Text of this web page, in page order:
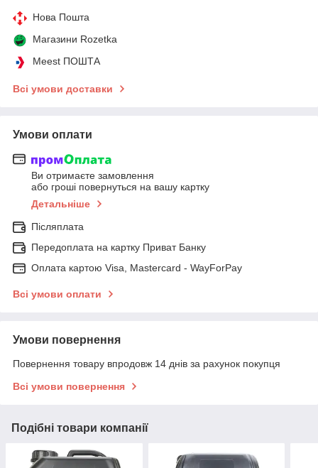
Нова Пошта
Магазини Rozetka
Meest ПОШТА
Всі умови доставки
Умови оплати
Ви отримаєте замовлення
або гроші повернуться на вашу картку
Детальніше
Післяплата
Передоплата на картку Приват Банку
Оплата картою Visa, Mastercard - WayForPay
Всі умови оплати
Умови повернення
Повернення товару впродовж 14 днів за рахунок покупця
Всі умови повернення
Подібні товари компанії